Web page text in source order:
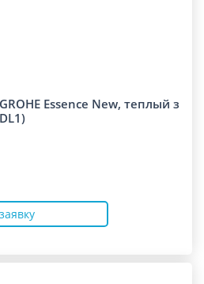
Essence New, теплый з